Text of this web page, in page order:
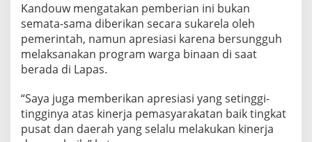
Kandouw mengatakan pemberian ini bukan
semata-sama diberikan secara sukarela oleh
pemerintah, namun apresiasi karena bersungguh
melaksanakan program warga binaan di saat
berada di Lapas.
“Saya juga memberikan apresiasi yang setinggi-
tingginya atas kinerja pemasyarakatan baik tingkat
pusat dan daerah yang selalu melakukan kinerja